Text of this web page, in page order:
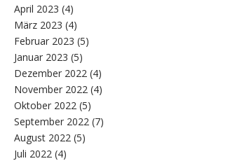
April 2023 (4)
März 2023 (4)
Februar 2023 (5)
Januar 2023 (5)
Dezember 2022 (4)
November 2022 (4)
Oktober 2022 (5)
September 2022 (7)
August 2022 (5)
Juli 2022 (4)